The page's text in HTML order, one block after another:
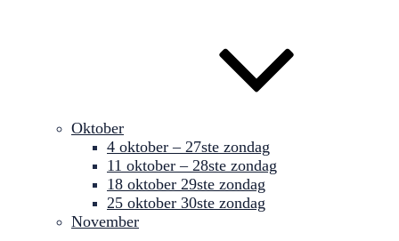
Oktober
4 oktober – 27ste zondag
11 oktober – 28ste zondag
18 oktober 29ste zondag
25 oktober 30ste zondag
November